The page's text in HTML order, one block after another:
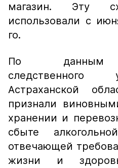
магазин. Эту
использовали с
го.
По данным
следственного
Астраханской
признали
хранении и
сбыте
отвечающей
жизни и